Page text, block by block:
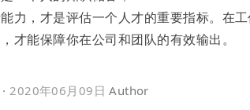
力，才是评估一个人才的重要指标。在
才能保障你在公司和团队的有效输出。
· 2020年06月09日 Author